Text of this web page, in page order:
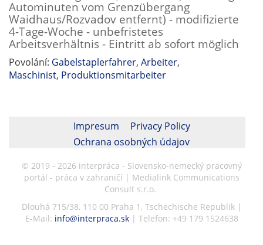
Autominuten vom Grenzübergang
Waidhaus/Rozvadov entfernt) - modifizierte
4-Tage-Woche - unbefristetes
Arbeitsverhältnis - Eintritt ab sofort möglich
Povolání: Gabelstaplerfahrer, Arbeiter,
Maschinist, Produktionsmitarbeiter
Impresum
Privacy Policy
Ochrana osobných údajov
© 2019 - 2026 interpráca - Slovensko-nemecký pracovný
portál - práca v zahraničí | Medialink Communications
Consult s.r.o.
Dlouhá 715/38, 110 00 Praha 1, Tschechische Republik |
E-Mail: info@interpraca.sk| Telefon: +49 179 1524638